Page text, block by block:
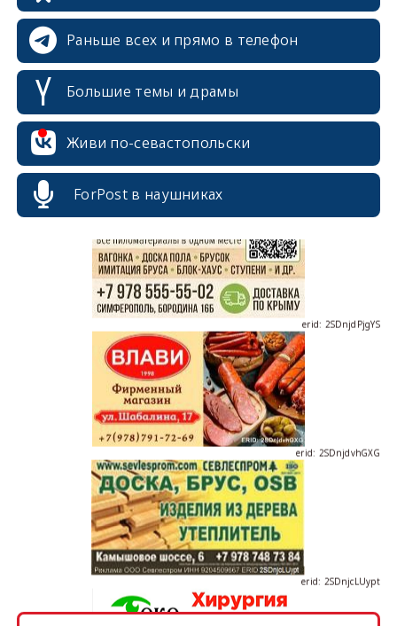
Раньше всех и прямо в телефон
Большие темы и драмы
Живи по-севастопольски
ForPost в наушниках
erid: 2SDnjcrDNw6
erid: 2SDnjdvhGXG